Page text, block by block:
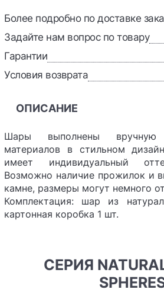
Более подробно по доставке
Задайте нам вопрос по товару
Гарантии
Условия возврата
ОПИСАНИЕ
Шары выполнены вручную из натуральных
материалов в стильном
имеет индивидуальный
Возможно наличие прожилок и
камне, размеры могут немного
Комплектация: шар из
картонная коробка 1 шт.
СЕРИЯ NATURAL STONE